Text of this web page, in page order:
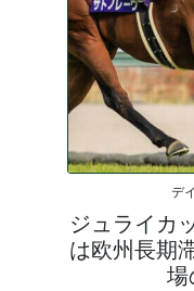
デ
ジュライカ
は欧州長期
場